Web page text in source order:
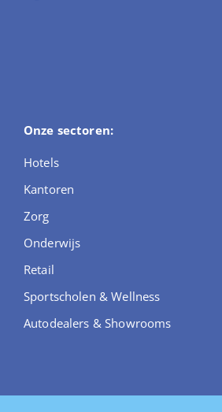
Onze sectoren:
Hotels
Kantoren
Zorg
Onderwijs
Retail
Sportscholen & Wellness
Autodealers & Showrooms